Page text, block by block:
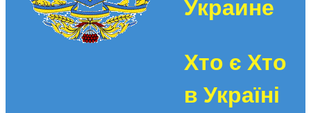
Украине
Хто є Хто
в Україні